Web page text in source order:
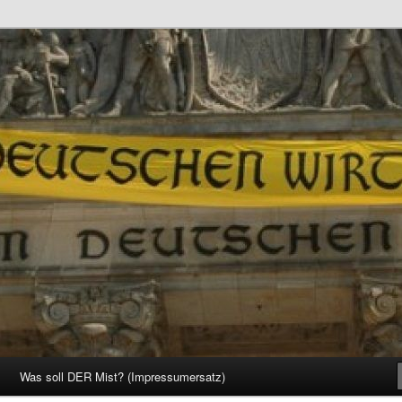
Was soll DER Mist? (Impressumersatz)